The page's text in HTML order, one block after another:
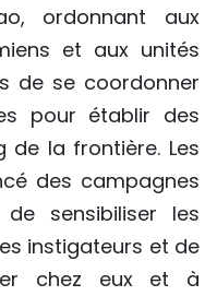
ordonnant aux
et aux unités
de se coordonner
pour établir des
la frontière. Les
des campagnes
sensibiliser les
instigateurs et de
chez eux et à